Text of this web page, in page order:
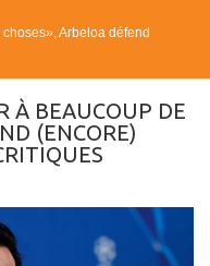
Arbeloa défend
À BEAUCOUP DE
(ENCORE)